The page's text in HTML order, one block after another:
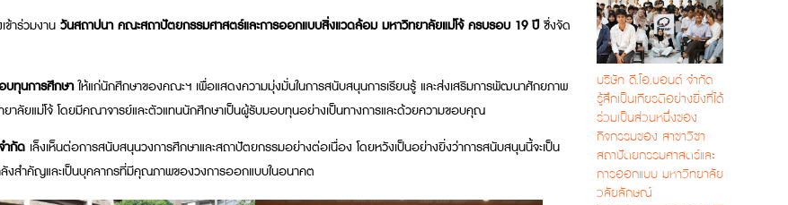
ข้าร่วมงาน วันสถาปนา คณะสถาปัตยกรรมศาสตร์และการออกแบบสิ่งแวดล้อม มหาวิทยาลัยแม่โจ้ ครบรอบ 19 ปีซึ่งจัด
บทุนการศึกษาให้แก่นักศึกษาของคณะฯ เพื่อแสดงความมุ่งมั่นในการสนับสนุนการเรียนรู้ และส่งเสริมการพัฒนาศักยภาพ
ยแม่โจ้ โดยมีคณาจารย์และตัวแทนนักศึกษาเป็นผู้รับมอบทุนอย่างเป็นทางการและด้วยความขอบคุณ
ำกัด เล็งเห็นต่อการสนับสนุนวงการศึกษาและสถาปัตยกรรมอย่างต่อเนื่อง โดยหวังเป็นอย่างยิ่งว่าการสนับสนุนนี้จะเป็น
ลังสำคัญและเป็นบุคลากรที่มีคุณภาพของวงการออกแบบในอนาคต
บริษัท ดี.โอ.บอนด์ จำกัด
รู้สึกเป็นเกียรติอย่างยิ่งที่ได้
ร่วมเป็นส่วนหนึ่งของ
กิจกรรมของ สาขาวิชา
สถาปัตยกรรมศาสตร์และ
การออกแบบ มหาวิทยาลัย
วลัยลักษณ์